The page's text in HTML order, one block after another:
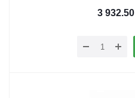
3 932.50